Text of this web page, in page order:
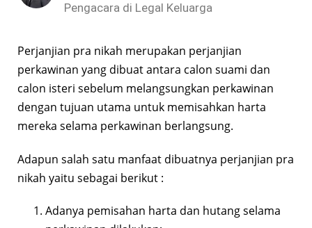
Pengacara di Legal Keluarga
Perjanjian pra nikah merupakan perjanjian
perkawinan yang dibuat antara calon suami dan
calon isteri sebelum melangsungkan perkawinan
dengan tujuan utama untuk memisahkan harta
mereka selama perkawinan berlangsung.
Adapun salah satu manfaat dibuatnya perjanjian pra
nikah yaitu sebagai berikut :
Adanya pemisahan harta dan hutang selama